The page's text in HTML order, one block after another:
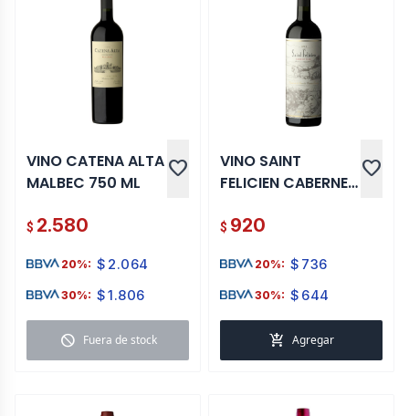
VINO CATENA ALTA
MALBEC 750 ML
favorite
$ 2.580
20%: $ 2.064
30%: $1.806
block Fuera de stock
VINO SAINT
FELICIEN CABERNET
favorite
$ 920
20%: $ 736
30%: $ 644
add_shopping_cart Agregar